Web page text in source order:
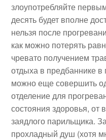
злоупотребляйте
десять будет вполне
нельзя после
как можно потерять
чревато получением
отдыха в предбаннике
можно еще совершить
отделение для
состояния здоровья, от
заядлого парильщика.
прохладный душ (хотя